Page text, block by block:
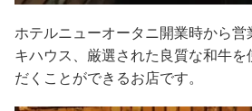
ホテルニューオータニ開業時から
キハウス、厳選された良質な和牛を
だくことができるお店です。